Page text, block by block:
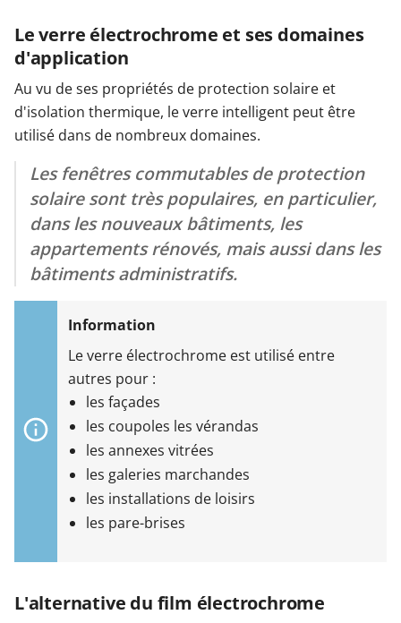
Le verre électrochrome et ses domaines
d'application
Au vu de ses propriétés de protection solaire et
d'isolation thermique, le verre intelligent peut être
utilisé dans de nombreux domaines.
Les fenêtres commutables de protection
solaire sont très populaires, en particulier,
dans les nouveaux bâtiments, les
appartements rénovés, mais aussi dans les
bâtiments administratifs.
Le verre électrochrome est utilisé entre
autres pour :
les façades
les coupoles les vérandas
les annexes vitrées
les galeries marchandes
les installations de loisirs
les pare-brises
L'alternative du film électrochrome